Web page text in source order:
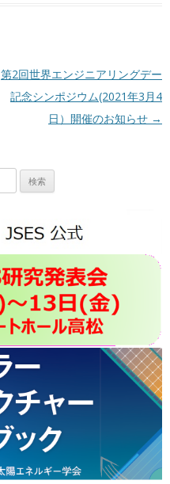
第2回世界エンジニアリングデー
記念シンポジウム(2021年3月4
日）開催のお知らせ →